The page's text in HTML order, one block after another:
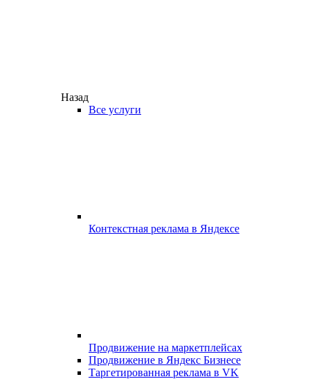
Назад
Все услуги
Контекстная реклама в Яндексе
Продвижение на маркетплейсах
Продвижение в Яндекс Бизнесе
Таргетированная реклама в VK